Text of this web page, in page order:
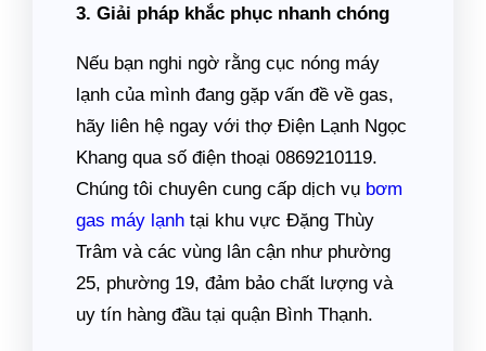
3. Giải pháp khắc phục nhanh chóng
Nếu bạn nghi ngờ rằng cục nóng máy
lạnh của mình đang gặp vấn đề về gas,
hãy liên hệ ngay với thợ Điện Lạnh Ngọc
Khang qua số điện thoại 0869210119.
Chúng tôi chuyên cung cấp dịch vụ bơm
gas máy lạnh tại khu vực Đặng Thùy
Trâm và các vùng lân cận như phường
25, phường 19, đảm bảo chất lượng và
uy tín hàng đầu tại quận Bình Thạnh.